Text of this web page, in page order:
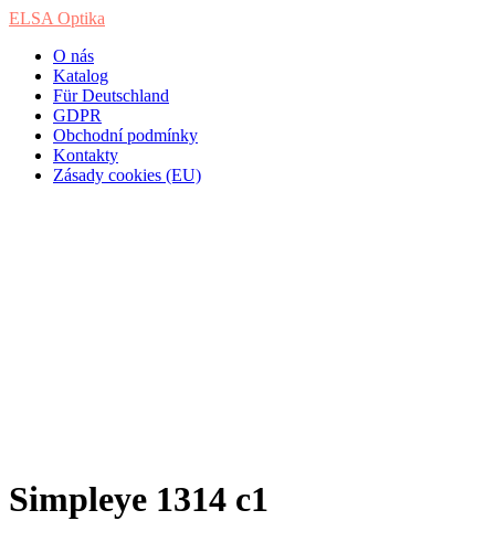
ELSA Optika
O nás
Katalog
Für Deutschland
GDPR
Obchodní podmínky
Kontakty
Zásady cookies (EU)
Simpleye 1314 c1